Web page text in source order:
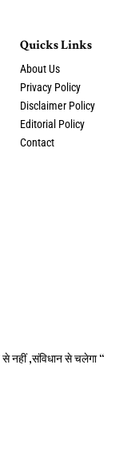
Quicks Links
About Us
Privacy Policy
Disclaimer Policy
Editorial Policy
Contact
नहीं ,संविधान से चलेगा “